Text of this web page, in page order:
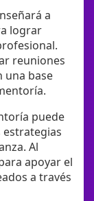
a
lograr
reuniones
una base
puede
estrategias
Al
apoyar el
a través